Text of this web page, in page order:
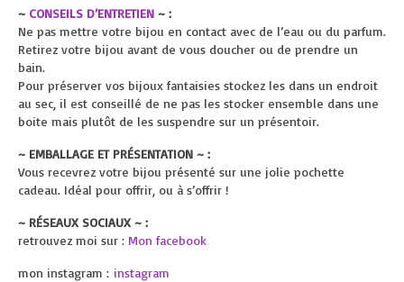
~ CONSEILS D’ENTRETIEN ~ :
Ne pas mettre votre bijou en contact avec de l’eau ou du parfum.
Retirez votre bijou avant de vous doucher ou de prendre un
bain.
Pour préserver vos bijoux fantaisies stockez les dans un endroit
au sec, il est conseillé de ne pas les stocker ensemble dans une
boite mais plutôt de les suspendre sur un présentoir.
~ EMBALLAGE ET PRÉSENTATION ~ :
Vous recevrez votre bijou présenté sur une jolie pochette
cadeau. Idéal pour offrir, ou à s’offrir !
~ RÉSEAUX SOCIAUX ~ :
retrouvez moi sur : Mon facebook
mon instagram : instagram